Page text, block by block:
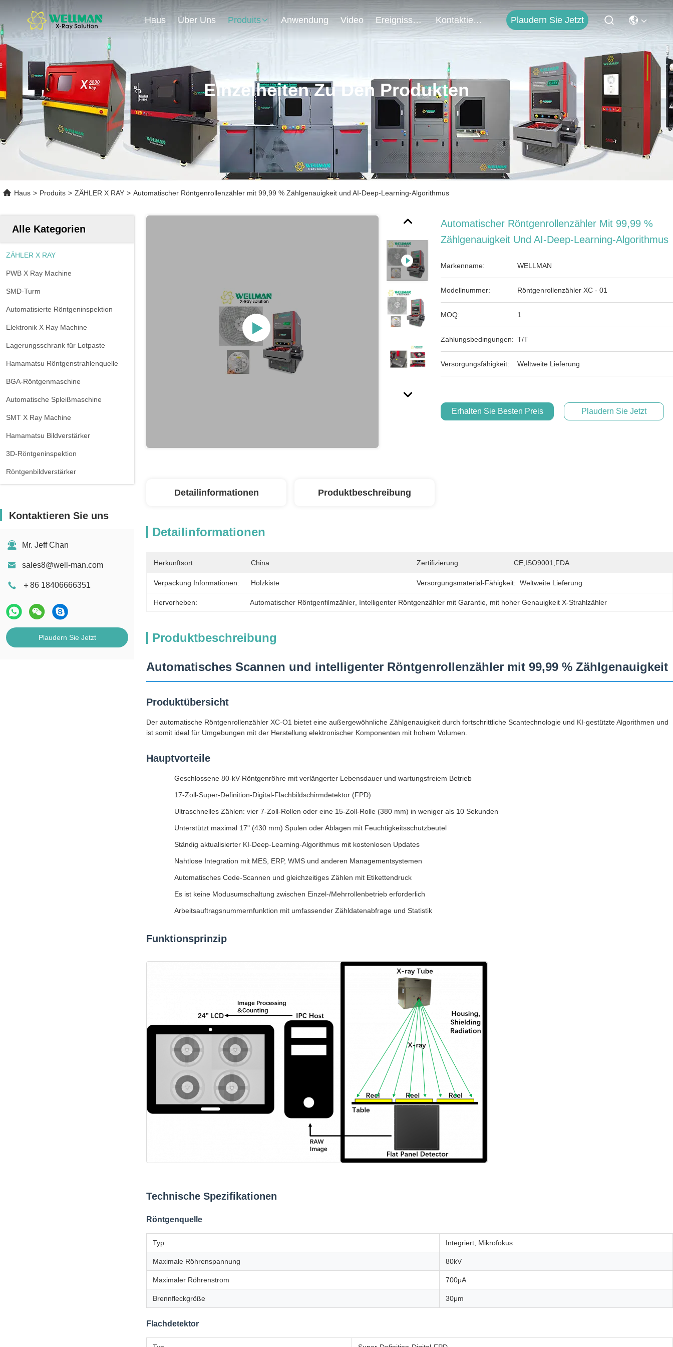
Haus Über Uns Produits Anwendung Video Ereignisse Kontaktieren Sie Uns Plaudern Sie Jetzt
Einzelheiten Zu Den Produkten
Haus > Produits > ZÄHLER X RAY > Automatischer Röntgenrollenzähler mit 99,99 % Zählgenauigkeit und AI-Deep-Learning-Algorithmus
Alle Kategorien
ZÄHLER X RAY
PWB X Ray Machine
SMD-Turm
Automatisierte Röntgeninspektion
Elektronik X Ray Machine
Lagerungsschrank für Lotpaste
Hamamatsu Röntgenstrahlenquelle
BGA-Röntgenmaschine
Automatische Spleißmaschine
SMT X Ray Machine
Hamamatsu Bildverstärker
3D-Röntgeninspektion
Röntgenbildverstärker
Kontaktieren Sie uns
Mr. Jeff Chan
sales8@well-man.com
＋86 18406666351
Plaudern Sie Jetzt
Automatischer Röntgenrollenzähler Mit 99,99 %
Zählgenauigkeit Und AI-Deep-Learning-Algorithmus
Markenname: WELLMAN
Modellnummer: Röntgenrollenzähler XC - 01
MOQ: 1
Zahlungsbedingungen: T/T
Versorgungsfähigkeit: Weltweite Lieferung
Erhalten Sie Besten Preis Plaudern Sie Jetzt
Detailinformationen Produktbeschreibung
Detailinformationen
Herkunftsort: China Zertifizierung: CE,ISO9001,FDA
Verpackung Informationen: Holzkiste Versorgungsmaterial-Fähigkeit: Weltweite Lieferung
Hervorheben: Automatischer Röntgenfilmzähler Intelligenter Röntgenzähler mit Garantie mit hoher Genauigkeit X-Strahlzähler
Produktbeschreibung
Automatisches Scannen und intelligenter Röntgenrollenzähler mit 99,99 % Zählgenauigkeit
Produktübersicht
Der automatische Röntgenrollenzähler XC-O1 bietet eine außergewöhnliche Zählgenauigkeit durch fortschrittliche Scantechnologie und KI-gestützte Algorithmen und
ist somit ideal für Umgebungen mit der Herstellung elektronischer Komponenten mit hohem Volumen.
Hauptvorteile
Geschlossene 80-kV-Röntgenröhre mit verlängerter Lebensdauer und wartungsfreiem Betrieb
17-Zoll-Super-Definition-Digital-Flachbildschirmdetektor (FPD)
Ultraschnelles Zählen: vier 7-Zoll-Rollen oder eine 15-Zoll-Rolle (380 mm) in weniger als 10 Sekunden
Unterstützt maximal 17" (430 mm) Spulen oder Ablagen mit Feuchtigkeitsschutzbeutel
Ständig aktualisierter KI-Deep-Learning-Algorithmus mit kostenlosen Updates
Nahtlose Integration mit MES, ERP, WMS und anderen Managementsystemen
Automatisches Code-Scannen und gleichzeitiges Zählen mit Etikettendruck
Es ist keine Modusumschaltung zwischen Einzel-/Mehrrollenbetrieb erforderlich
Arbeitsauftragsnummernfunktion mit umfassender Zähldatenabfrage und Statistik
Funktionsprinzip
Technische Spezifikationen
Röntgenquelle
Typ Integriert, Mikrofokus
Maximale Röhrenspannung 80kV
Maximaler Röhrenstrom 700μA
Brennfleckgröße 30μm
Flachdetektor